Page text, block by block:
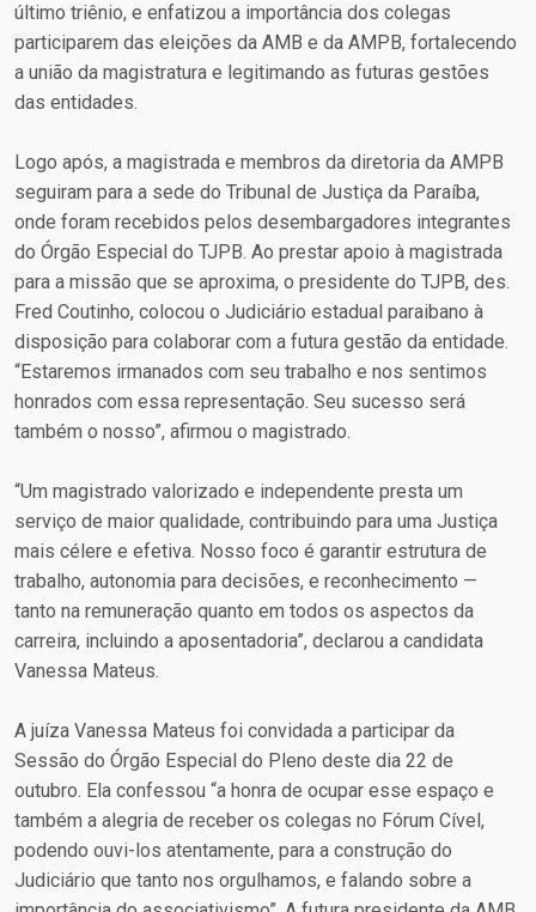
último triênio, e enfatizou a importância dos colegas
participarem das eleições da AMB e da AMPB, fortalecendo
a união da magistratura e legitimando as futuras gestões
das entidades.
Logo após, a magistrada e membros da diretoria da AMPB
seguiram para a sede do Tribunal de Justiça da Paraíba,
onde foram recebidos pelos desembargadores integrantes
do Órgão Especial do TJPB. Ao prestar apoio à magistrada
para a missão que se aproxima, o presidente do TJPB, des.
Fred Coutinho, colocou o Judiciário estadual paraibano à
disposição para colaborar com a futura gestão da entidade.
“Estaremos irmanados com seu trabalho e nos sentimos
honrados com essa representação. Seu sucesso será
também o nosso”, afirmou o magistrado.
“Um magistrado valorizado e independente presta um
serviço de maior qualidade, contribuindo para uma Justiça
mais célere e efetiva. Nosso foco é garantir estrutura de
trabalho, autonomia para decisões, e reconhecimento —
tanto na remuneração quanto em todos os aspectos da
carreira, incluindo a aposentadoria”, declarou a candidata
Vanessa Mateus.
A juíza Vanessa Mateus foi convidada a participar da
Sessão do Órgão Especial do Pleno deste dia 22 de
outubro. Ela confessou “a honra de ocupar esse espaço e
também a alegria de receber os colegas no Fórum Cível,
podendo ouvi-los atentamente, para a construção do
Judiciário que tanto nos orgulhamos, e falando sobre a